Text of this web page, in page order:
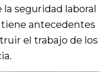
seguridad laboral
tiene antecedentes
el trabajo de los